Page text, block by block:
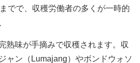
でで、収穫労働者の多くが一時的
熟味が手摘みで収穫されます。収
ャン（Lumajang）やボンドウォソ